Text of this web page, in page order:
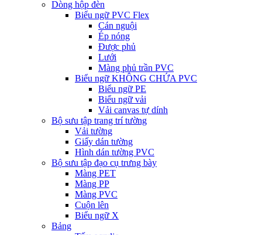
Dòng hộp đèn
Biểu ngữ PVC Flex
Cán nguội
Ép nóng
Được phủ
Lưới
Màng phủ trần PVC
Biểu ngữ KHÔNG CHỨA PVC
Biểu ngữ PE
Biểu ngữ vải
Vải canvas tự dính
Bộ sưu tập trang trí tường
Vải tường
Giấy dán tường
Hình dán tường PVC
Bộ sưu tập đạo cụ trưng bày
Màng PET
Màng PP
Màng PVC
Cuộn lên
Biểu ngữ X
Bảng